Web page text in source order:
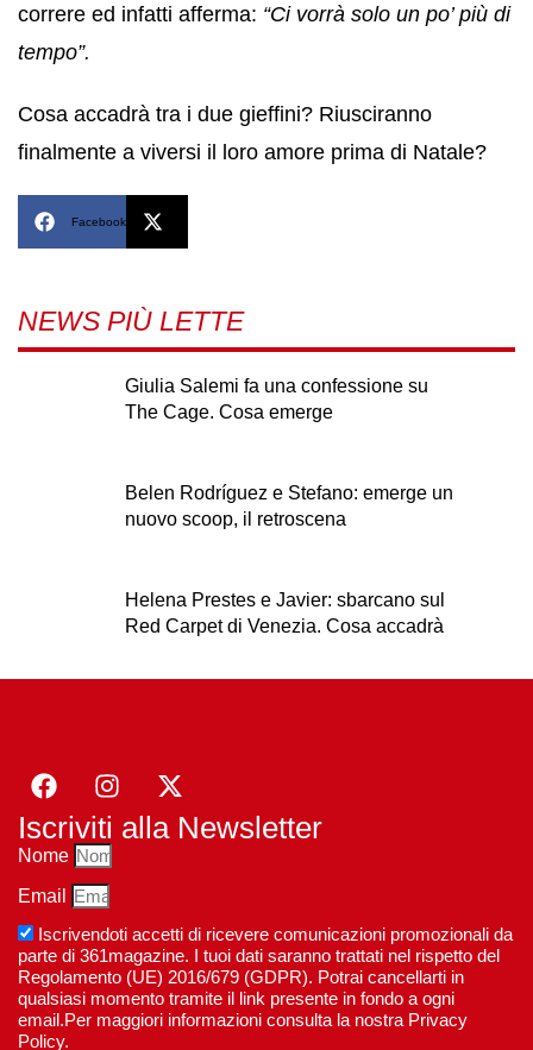
correre ed infatti afferma: “Ci vorrà solo un po’ più di
tempo”.
Cosa accadrà tra i due gieffini? Riusciranno
finalmente a viversi il loro amore prima di Natale?
Facebook
NEWS PIÙ LETTE
Giulia Salemi fa una confessione su
The Cage. Cosa emerge
Belen Rodríguez e Stefano: emerge un
nuovo scoop, il retroscena
Helena Prestes e Javier: sbarcano sul
Red Carpet di Venezia. Cosa accadrà
Iscriviti alla Newsletter
Nome
Email
Iscrivendoti accetti di ricevere comunicazioni promozionali da
parte di 361magazine. I tuoi dati saranno trattati nel rispetto del
Regolamento (UE) 2016/679 (GDPR). Potrai cancellarti in
qualsiasi momento tramite il link presente in fondo a ogni
email.Per maggiori informazioni consulta la nostra Privacy
Policy.